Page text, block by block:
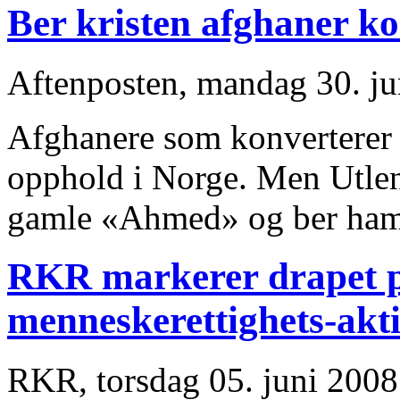
Ber kristen afghaner
Aftenposten, mandag 30.
Afghanere som
opphold i Norge. Men
gamle «Ahmed» og ber
RKR markerer drapet
menneskerettighets-
RKR, torsdag 05. juni 2008